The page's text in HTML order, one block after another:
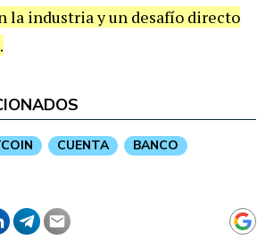
la industria y un desafío directo
CUENTA
BANCO